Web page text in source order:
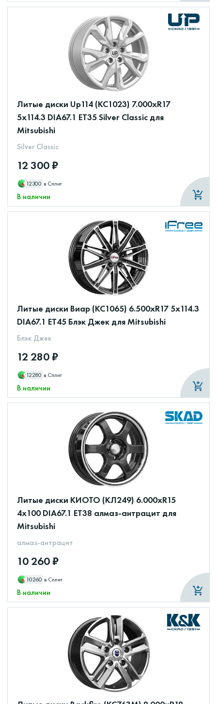
Литые диски Up114 (КС1023) 7.000xR17
5x114.3 DIA67.1 ET35 Silver Classic для
Mitsubishi
Silver Classic
12 300 ₽
12300 в Сплит
В наличии
Литые диски Виар (КС1065) 6.500xR17 5x114.3
DIA67.1 ET45 Блэк Джек для Mitsubishi
Блэк Джек
12 280 ₽
12280 в Сплит
В наличии
Литые диски КИОТО (КЛ249) 6.000xR15
4x100 DIA67.1 ET38 алмаз-антрацит для
Mitsubishi
алмаз-антрацит
10 260 ₽
10260 в Сплит
В наличии